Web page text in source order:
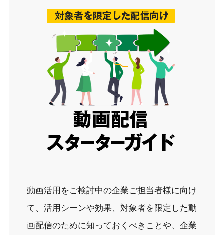
動画活用をご検討中の企業ご担当者様に向け
て、活用シーンや効果、対象者を限定した動
画配信のために知っておくべきことや、企業